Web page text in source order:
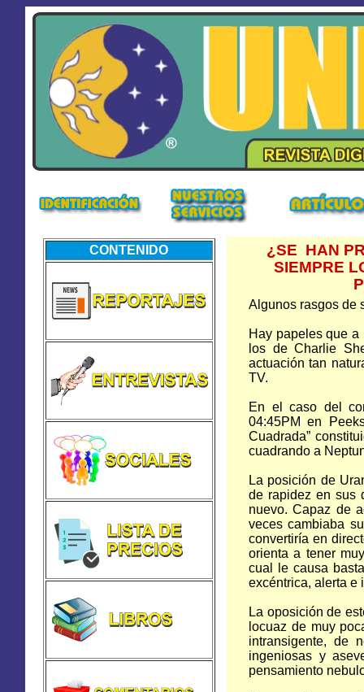
CONTENIDO
¿SE HAN
SIEMPRE
Algunos rasgos de
Hay papeles que
los de Charlie
actuación tan
TV.
En el caso del
04:45PM en
Cuadrada”
cuadrando a
La posición de
de rapidez en sus
nuevo. Capaz de
veces cambiaba
convertiría en
orienta a tener
cual le causa
excéntrica, alerta e
La oposición de
locuaz de muy
intransigente, de
ingeniosas y
pensamiento